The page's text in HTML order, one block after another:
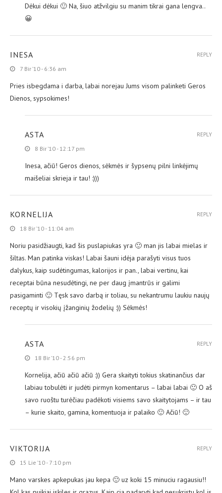
Dėkui dėkui 🙂 Na, šiuo atžvilgiu su manim tikrai gana lengva..
😀
INESA
7 Bir ’10 - 6:36 am
Pries isbegdama i darba, labai norejau Jums visom palinketi Geros
Dienos, sypsokimes!
REPLY
ASTA
8 Bir ’10 - 12:17 pm
Inesa, ačiū! Geros dienos, sėkmės ir šypsenų pilni linkėjimų
maišeliai skrieja ir tau! :)))
REPLY
KORNELIJA
18 Bir ’10 - 11:04 am
Noriu pasidžiaugti, kad šis puslapiukas yra 🙂 man jis labai mielas ir
šiltas. Man patinka viskas! Labai šauni idėja parašyti visus tuos
dalykus, kaip sudėtingumas, kalorijos ir pan., labai vertinu, kai
receptai būna nesudėtingi, ne per daug įmantrūs ir galimi
pasigaminti 🙂 Tęsk savo darbą ir toliau, su nekantrumu laukiu naujų
receptų ir visokių įžanginių žodelių :)) Sėkmės!
REPLY
ASTA
18 Bir ’10 - 2:56 pm
Kornelija, ačiū ačiū ačiū :)) Gera skaityti tokius skatinančius dar
labiau tobulėti ir judėti pirmyn komentarus – labai labai 🙂 O aš
savo ruoštu turėčiau padėkoti visiems savo skaitytojams – ir tau
– kurie skaito, gamina, komentuoja ir palaiko 🙂 Ačiū! 🙂
REPLY
VIKTORIJA
15 Lie ’10 - 7:10 pm
Mano varskes apkepukas jau kepa 🙂 uz koki 15 minuciu ragausiu!!
REPLY